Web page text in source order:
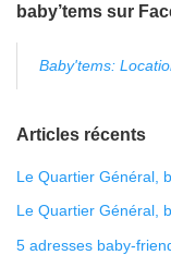
baby’tems sur
Baby'tems:
Articles récents
Le Quartier Général,
Le Quartier Général,
5 adresses baby-